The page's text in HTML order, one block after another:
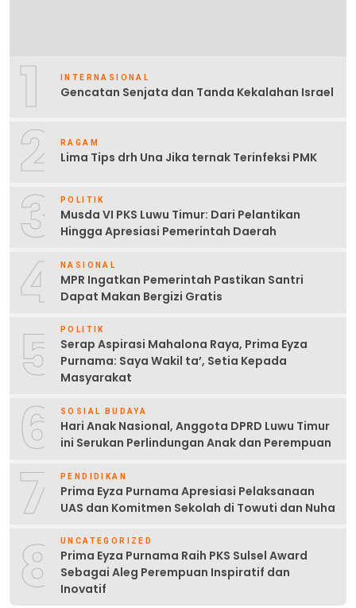
1 INTERNASIONAL
Gencatan Senjata dan Tanda Kekalahan Israel
2 RAGAM
Lima Tips drh Una Jika ternak Terinfeksi PMK
3 POLITIK
Musda VI PKS Luwu Timur: Dari Pelantikan
Hingga Apresiasi Pemerintah Daerah
4 NASIONAL
MPR Ingatkan Pemerintah Pastikan Santri
Dapat Makan Bergizi Gratis
5 POLITIK
Serap Aspirasi Mahalona Raya, Prima Eyza
Purnama: Saya Wakil ta’, Setia Kepada
Masyarakat
6 SOSIAL BUDAYA
Hari Anak Nasional, Anggota DPRD Luwu Timur
ini Serukan Perlindungan Anak dan Perempuan
7 PENDIDIKAN
Prima Eyza Purnama Apresiasi Pelaksanaan
UAS dan Komitmen Sekolah di Towuti dan Nuha
8 UNCATEGORIZED
Prima Eyza Purnama Raih PKS Sulsel Award
Sebagai Aleg Perempuan Inspiratif dan
Inovatif